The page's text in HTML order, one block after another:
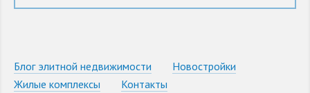
Блог элитной недвижимости
Новостройки
Жилые комплексы
Контакты